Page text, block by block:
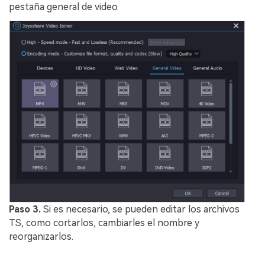
pestaña general de video.
Paso 3. Si es necesario, se pueden editar los archivos
TS, como cortarlos, cambiarles el nombre y
reorganizarlos.